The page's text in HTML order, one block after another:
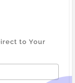
to Your